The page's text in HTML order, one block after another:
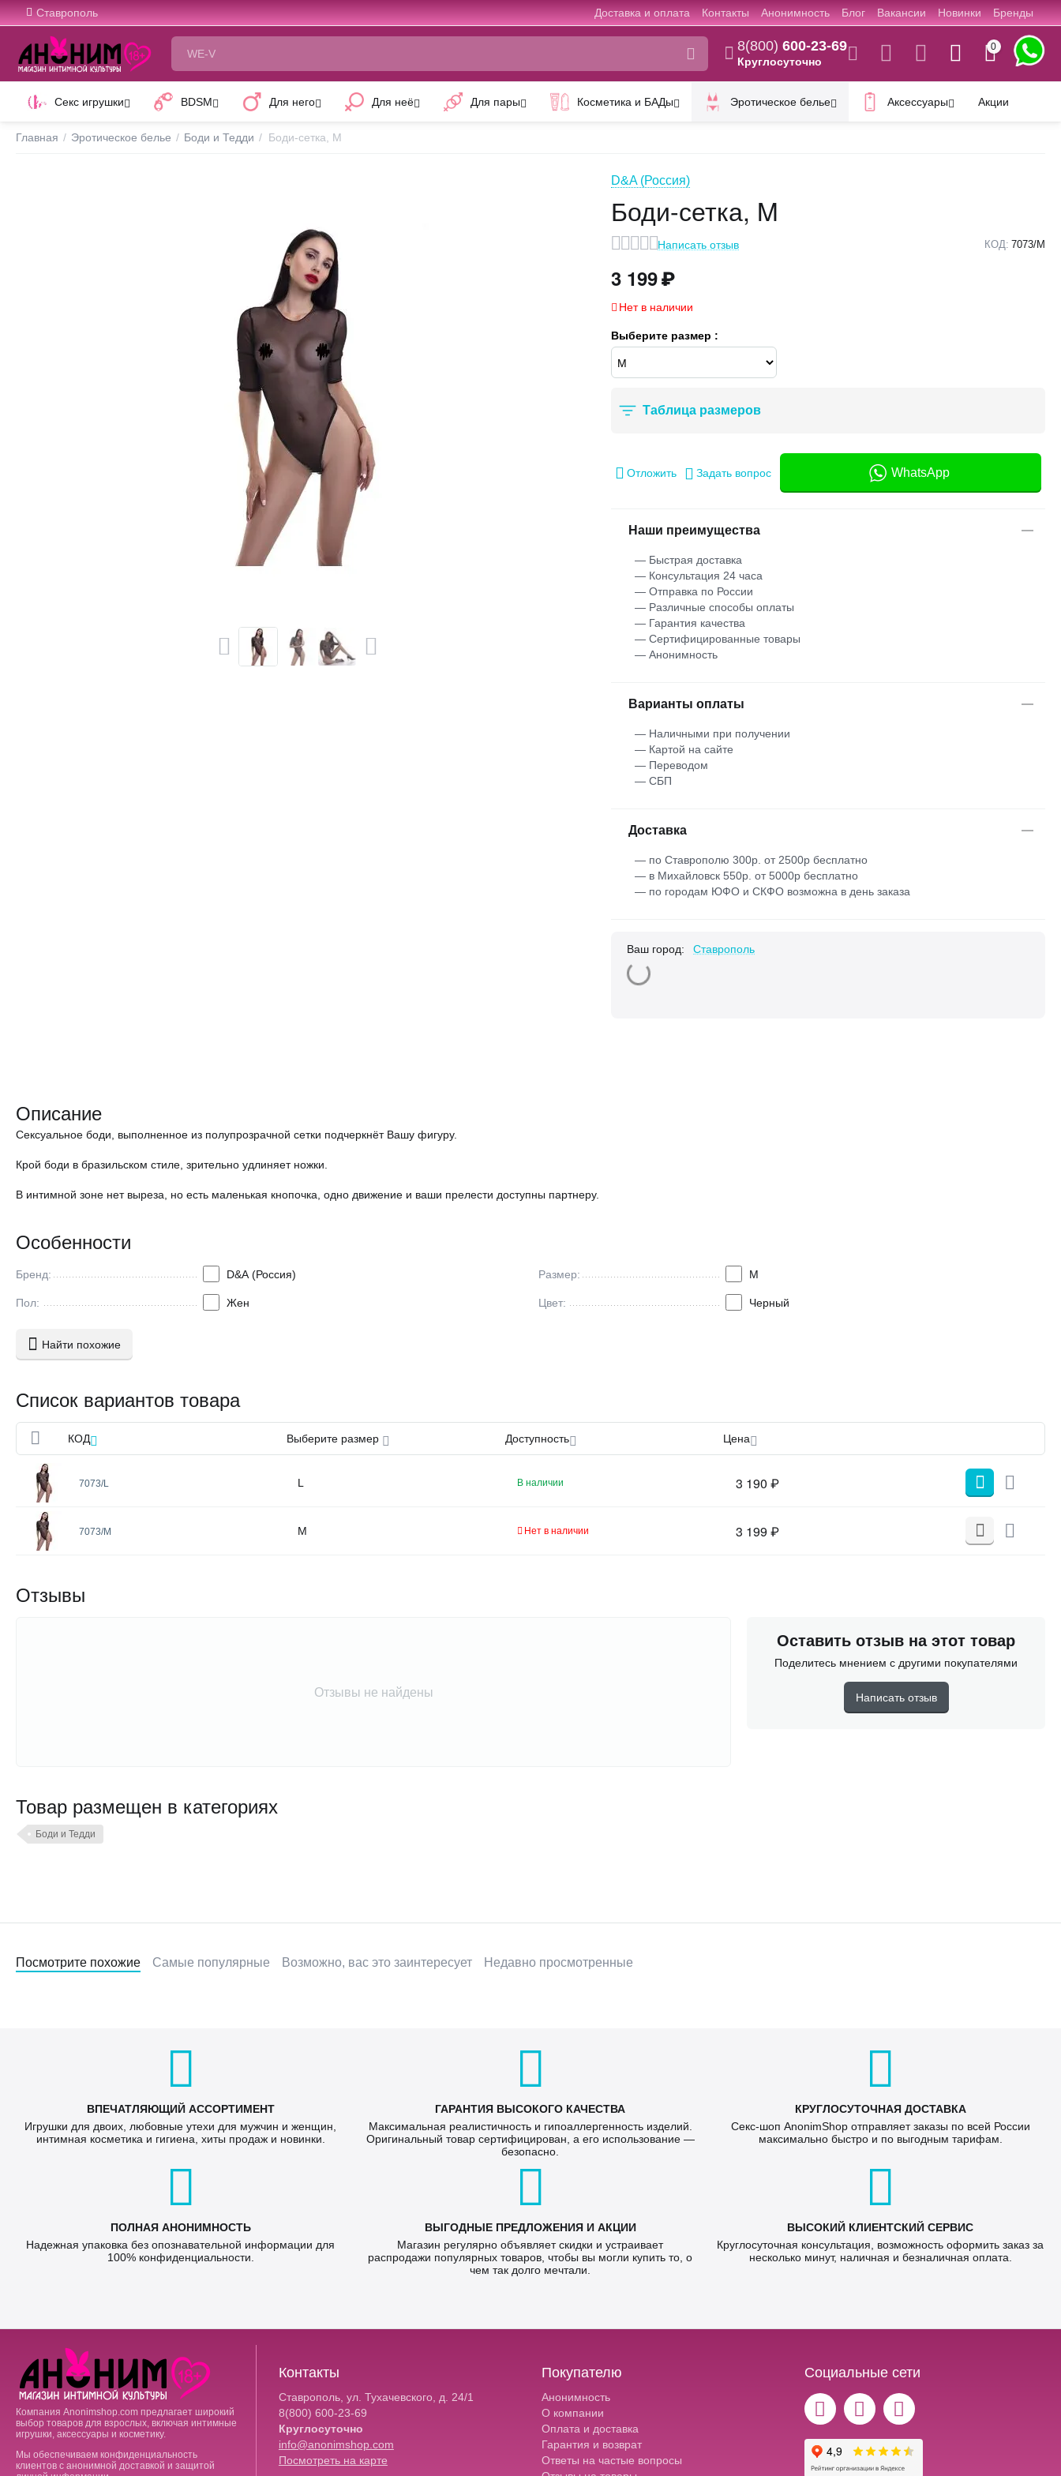
Ставрополь Доставка и оплата Контакты Анонимность Блог Вакансии Новинки Бренды
8(800) 600-23-69
Круглосуточно
0
Секс игрушки BDSM Для него Для неё Для пары Косметика и БАДы Эротическое белье Аксессуары Акции
Главная / Эротическое белье / Боди и Тедди / Боди-сетка, M
D&A (Россия)
Боди-сетка, M
Написать отзыв КОД: 7073/M
3 199₽
Нет в наличии
Выберите размер :
Таблица размеров
Отложить Задать вопрос WhatsApp
Наши преимущества
— Быстрая доставка
— Консультация 24 часа
— Отправка по России
— Различные способы оплаты
— Гарантия качества
— Сертифицированные товары
— Анонимность
Варианты оплаты
— Наличными при получении
— Картой на сайте
— Переводом
— СБП
Доставка
— по Ставрополю 300р. от 2500р бесплатно
— в Михайловск 550р. от 5000р бесплатно
— по городам ЮФО и СКФО возможна в день заказа
Ваш город: Ставрополь
Описание
Сексуальное боди, выполненное из полупрозрачной сетки подчеркнёт Вашу фигуру.
Крой боди в бразильском стиле, зрительно удлиняет ножки.
В интимной зоне нет выреза, но есть маленькая кнопочка, одно движение и ваши прелести доступны партнеру.
Особенности
Бренд: D&A (Россия)
Пол: Жен
Размер: M
Цвет: Черный
Найти похожие
Список вариантов товара
КОД Выберите размер Доступность Цена
7073/L L В наличии 3 190 ₽
7073/M M Нет в наличии 3 199 ₽
Отзывы
Отзывы не найдены
Оставить отзыв на этот товар
Поделитесь мнением с другими покупателями
Написать отзыв
Товар размещен в категориях
Боди и Тедди
Посмотрите похожие Самые популярные Возможно, вас это заинтересует Недавно просмотренные
ВПЕЧАТЛЯЮЩИЙ АССОРТИМЕНТ
Игрушки для двоих, любовные утехи для мужчин и женщин,
интимная косметика и гигиена, хиты продаж и новинки.
ГАРАНТИЯ ВЫСОКОГО КАЧЕСТВА
Максимальная реалистичность и гипоаллергенность изделий.
Оригинальный товар сертифицирован, а его использование —
безопасно.
КРУГЛОСУТОЧНАЯ ДОСТАВКА
Секс-шоп AnonimShop отправляет заказы по всей России
максимально быстро и по выгодным тарифам.
ПОЛНАЯ АНОНИМНОСТЬ
Надежная упаковка без опознавательной информации для
100% конфиденциальности.
ВЫГОДНЫЕ ПРЕДЛОЖЕНИЯ И АКЦИИ
Магазин регулярно объявляет скидки и устраивает
распродажи популярных товаров, чтобы вы могли купить то, о
чем так долго мечтали.
ВЫСОКИЙ КЛИЕНТСКИЙ СЕРВИС
Круглосуточная консультация, возможность оформить заказ за
несколько минут, наличная и безналичная оплата.
Компания Anonimshop.com предлагает широкий
выбор товаров для взрослых, включая интимные
игрушки, аксессуары и косметику.
Мы обеспечиваем конфиденциальность
клиентов с анонимной доставкой и защитой
Контакты
Ставрополь, ул. Тухачевского, д. 24/1
8(800) 600-23-69
Круглосуточно
info@anonimshop.com
Посмотреть на карте
Покупателю
Анонимность
О компании
Оплата и доставка
Гарантия и возврат
Ответы на частые вопросы
Социальные сети